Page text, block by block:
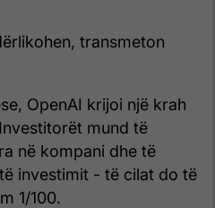
transmeton
OpenAI krijoi një krah
mund të
në kompani dhe të
investimit - të cilat do të
1/100.